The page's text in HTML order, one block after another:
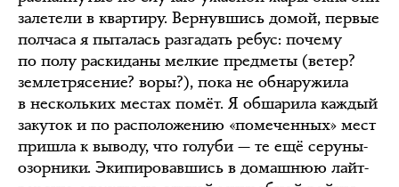
залетели в квартиру. Вернувшись домой, первые
полчаса я пыталась разгадать ребус: почему
по полу раскиданы мелкие предметы (ветер?
землетрясение? воры?), пока не обнаружила
в нескольких местах помёт. Я обшарила каждый
закуток и по расположению «помеченных» мест
пришла к выводу, что голуби — те ещё серуны-
озорники. Экипировавшись в домашнюю лайт-